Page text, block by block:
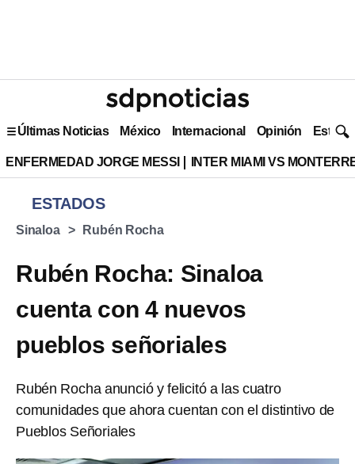
Últimas Noticias México Internacional Opinión Estilo
ENFERMEDAD JORGE MESSI INTER MIAMI VS
ESTADOS
Sinaloa Rubén Rocha
Rubén Rocha: Sinaloa
cuenta con 4 nuevos
pueblos señoriales
Rubén Rocha anunció y felicitó a las cuatro
comunidades que ahora cuentan con el distintivo de
Pueblos Señoriales